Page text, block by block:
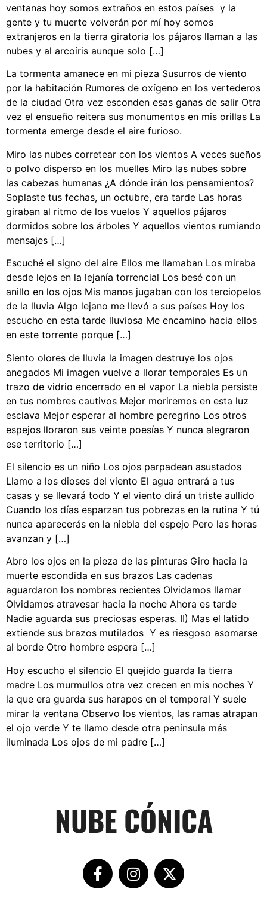
ventanas hoy somos extraños en estos países y la
gente y tu muerte volverán por mí hoy somos
extranjeros en la tierra giratoria los pájaros llaman a las
nubes y al arcoíris aunque solo […]
La tormenta amanece en mi pieza Susurros de viento
por la habitación Rumores de oxígeno en los vertederos
de la ciudad Otra vez esconden esas ganas de salir Otra
vez el ensueño reitera sus monumentos en mis orillas La
tormenta emerge desde el aire furioso.
Miro las nubes corretear con los vientos A veces sueños
o polvo disperso en los muelles Miro las nubes sobre
las cabezas humanas ¿A dónde irán los pensamientos?
Soplaste tus fechas, un octubre, era tarde Las horas
giraban al ritmo de los vuelos Y aquellos pájaros
dormidos sobre los árboles Y aquellos vientos rumiando
mensajes […]
Escuché el signo del aire Ellos me llamaban Los miraba
desde lejos en la lejanía torrencial Los besé con un
anillo en los ojos Mis manos jugaban con los terciopelos
de la lluvia Algo lejano me llevó a sus países Hoy los
escucho en esta tarde lluviosa Me encamino hacia ellos
en este torrente porque […]
Siento olores de lluvia la imagen destruye los ojos
anegados Mi imagen vuelve a llorar temporales Es un
trazo de vidrio encerrado en el vapor La niebla persiste
en tus nombres cautivos Mejor moriremos en esta luz
esclava Mejor esperar al hombre peregrino Los otros
espejos lloraron sus veinte poesías Y nunca alegraron
ese territorio […]
El silencio es un niño Los ojos parpadean asustados
Llamo a los dioses del viento El agua entrará a tus
casas y se llevará todo Y el viento dirá un triste aullido
Cuando los días esparzan tus pobrezas en la rutina Y tú
nunca aparecerás en la niebla del espejo Pero las horas
avanzan y […]
Abro los ojos en la pieza de las pinturas Giro hacia la
muerte escondida en sus brazos Las cadenas
aguardaron los nombres recientes Olvidamos llamar
Olvidamos atravesar hacia la noche Ahora es tarde
Nadie aguarda sus preciosas esperas. II) Mas el latido
extiende sus brazos mutilados Y es riesgoso asomarse
al borde Otro hombre espera […]
Hoy escucho el silencio El quejido guarda la tierra
madre Los murmullos otra vez crecen en mis noches Y
la que era guarda sus harapos en el temporal Y suele
mirar la ventana Observo los vientos, las ramas atrapan
el ojo verde Y te llamo desde otra península más
iluminada Los ojos de mi padre […]
NUBE CÓNICA